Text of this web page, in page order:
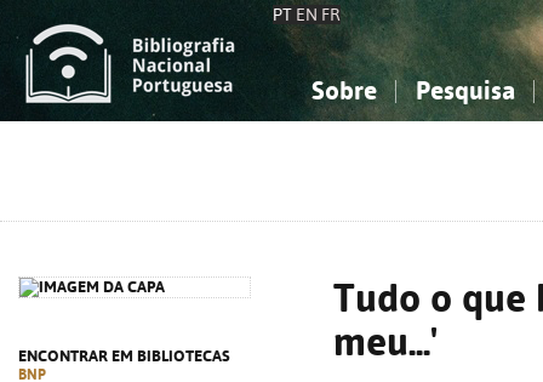
PT EN FR
Sobre Pesquisa
ENCONTRAR EM BIBLIOTECAS
BNP
Tudo o que
meu...'